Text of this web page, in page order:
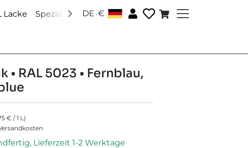
Lacke Speziallacke Zubehör │ Über uns Social Media
DE .€
• RAL 5023 • Fernblau,
€ /1 L)
Lieferzeit 1-2 Werktage